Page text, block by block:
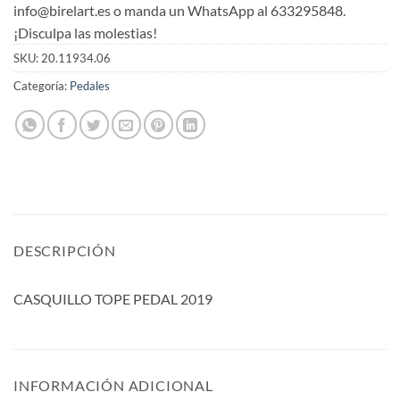
info@birelart.es o manda un WhatsApp al 633295848.
¡Disculpa las molestias!
SKU: 20.11934.06
Categoría: Pedales
DESCRIPCIÓN
CASQUILLO TOPE PEDAL 2019
INFORMACIÓN ADICIONAL